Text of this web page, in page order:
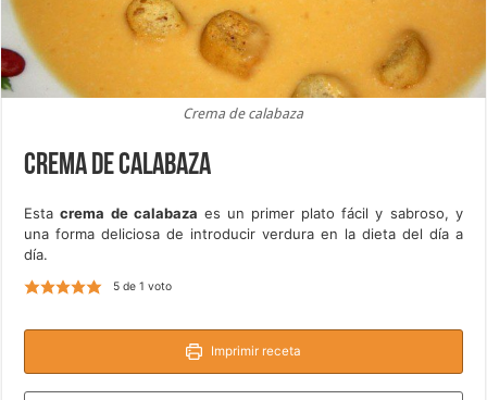
Crema de calabaza
Crema de calabaza
Estacrema de calabaza es un primer plato fácil y sabroso, y
una forma deliciosa de introducir verdura en la dieta del día a
día.
5de 1 voto
Imprimir receta